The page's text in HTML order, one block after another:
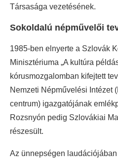
Társasága vezetésének.
Sokoldalú népművelői
1985-ben elnyerte a Szlovák
Minisztériuma „A kultúra
kórusmozgalomban kifejtett
Nemzeti Népművelési Intézet
centrum) igazgatójának
Rozsnyón pedig Szlovákiai
részesült.
Az ünnepségen laudációjában